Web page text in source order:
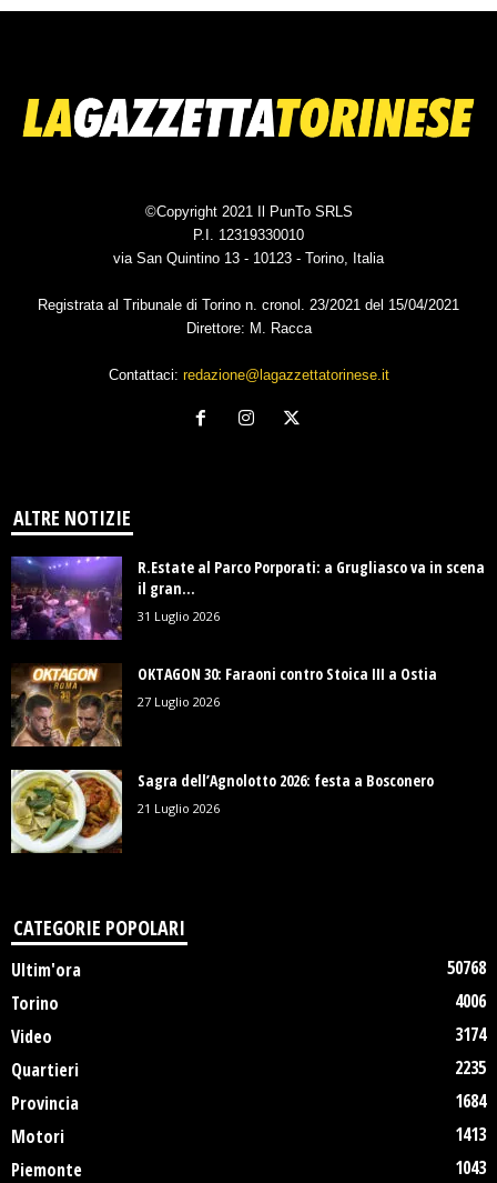
©Copyright 2021 Il PunTo SRLS
P.I. 12319330010
via San Quintino 13 - 10123 - Torino, Italia
Registrata al Tribunale di Torino n. cronol. 23/2021 del 15/04/2021
Direttore: M. Racca
Contattaci: redazione@lagazzettatorinese.it
ALTRE NOTIZIE
R.Estate al Parco Porporati: a Grugliasco va in scena
il gran...
31 Luglio 2026
OKTAGON 30: Faraoni contro Stoica III a Ostia
27 Luglio 2026
Sagra dell’Agnolotto 2026: festa a Bosconero
21 Luglio 2026
CATEGORIE POPOLARI
Ultim'ora
50768
Torino
4006
Video
3174
Quartieri
2235
Provincia
1684
Motori
1413
Piemonte
1043